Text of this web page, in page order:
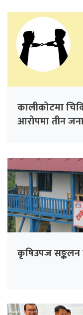
कालीकोटमा
आरोपमा तीन
कृषिउपज सङ्कलन